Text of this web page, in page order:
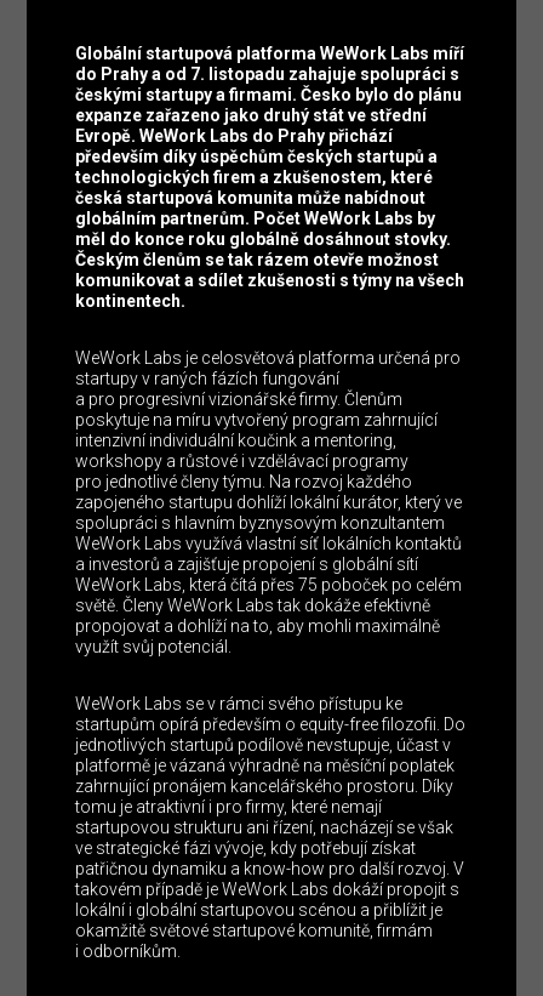
Globální startupová platforma WeWork Labs míří
do Prahy a od 7. listopadu zahajuje spolupráci s
českými startupy a firmami. Česko bylo do plánu
expanze zařazeno jako druhý stát ve střední
Evropě. WeWork Labs do Prahy přichází
především díky úspěchům českých startupů a
technologických firem a zkušenostem, které
česká startupová komunita může nabídnout
globálním partnerům. Počet WeWork Labs by
měl do konce roku globálně dosáhnout stovky.
Českým členům se tak rázem otevře možnost
komunikovat a sdílet zkušenosti s týmy na všech
kontinentech.
WeWork Labs je celosvětová platforma určená pro
startupy v raných fázích fungování
a pro progresivní vizionářské firmy. Členům
poskytuje na míru vytvořený program zahrnující
intenzivní individuální koučink a mentoring,
workshopy a růstové i vzdělávací programy
pro jednotlivé členy týmu. Na rozvoj každého
zapojeného startupu dohlíží lokální kurátor, který ve
spolupráci s hlavním byznysovým konzultantem
WeWork Labs využívá vlastní síť lokálních kontaktů
a investorů a zajišťuje propojení s globální sítí
WeWork Labs, která čítá přes 75 poboček po celém
světě. Členy WeWork Labs tak dokáže efektivně
propojovat a dohlíží na to, aby mohli maximálně
využít svůj potenciál.
WeWork Labs se v rámci svého přístupu ke
startupům opírá především o equity-free filozofii. Do
jednotlivých startupů podílově nevstupuje, účast v
platformě je vázaná výhradně na měsíční poplatek
zahrnující pronájem kancelářského prostoru. Díky
tomu je atraktivní i pro firmy, které nemají
startupovou strukturu ani řízení, nacházejí se však
ve strategické fázi vývoje, kdy potřebují získat
patřičnou dynamiku a know-how pro další rozvoj. V
takovém případě je WeWork Labs dokáží propojit s
lokální i globální startupovou scénou a přiblížit je
okamžitě světové startupové komunitě, firmám
i odborníkům.